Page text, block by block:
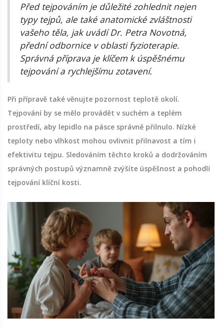
Před tejpováním je důležité zohlednit nejen
typy tejpů, ale také anatomické zvláštnosti
vašeho těla, jak uvádí Dr. Petra Novotná,
přední odbornice v oblasti fyzioterapie.
Správná příprava je klíčem k úspěšnému
tejpování a rychlejšímu zotavení.
Při přípravě také věnujte pozornost teplotě okolí.
Tejpování by se mělo provádět v suchém a teplém
prostředí, aby lepidlo na pásce správně přilnulo. Nízké
teploty nebo vlhkost mohou ovlivnit přilnavost a tím i
efektivitu tejpu. Sledováním těchto kroků a dodržováním
správných postupů významně zvýšíte úspěšnost a pohodlí
tejpování klíční kosti.